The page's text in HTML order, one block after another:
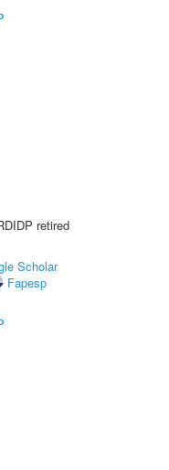
retired
Scholar
Fapesp